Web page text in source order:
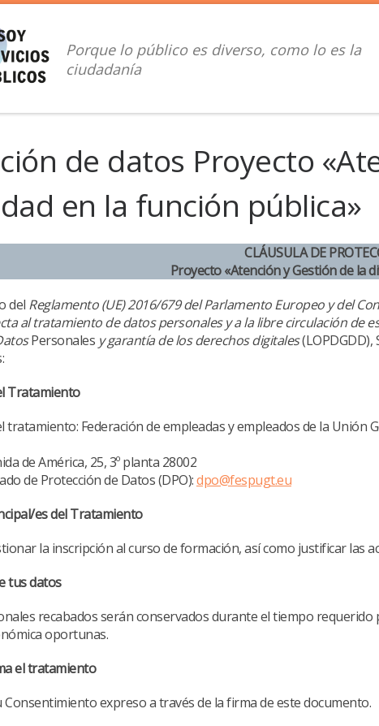
Porque lo público es diverso, como lo es la
ciudadanía
de datos Proyecto
en la función pública»
CLÁUSULA DE
Proyecto «Atención y Gestión de la
del Reglamento (UE) 2016/679 del Parlamento Europeo y del
al tratamiento de datos personales y a la libre circulación de
Personales y garantía de los derechos digitales(LOPDGDD),
Tratamiento
tratamiento: Federación de empleadas y empleados de la Unión
de América, 25, 3º planta 28002
de Protección de Datos (DPO):dpo@fespugt.eu
es del Tratamiento
la inscripción al curso de formación, así como justificar las
tus datos
recabados serán conservados durante el tiempo
oportunas.
el tratamiento
expreso a través de la firma de este documento.